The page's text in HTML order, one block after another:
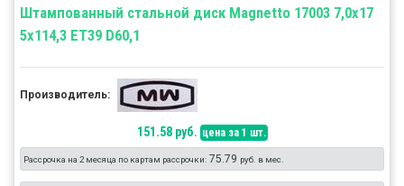
Штампованный стальной диск Magnetto 17003 7,0x17
5x114,3 ET39 D60,1
Производитель:
151.58 руб. цена за 1 шт.
Рассрочка на 2 месяца по картам рассрочки: 75.79 руб. в мес.